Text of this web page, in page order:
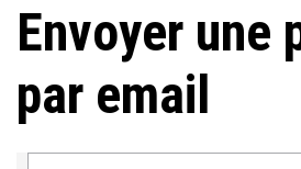
Envoyer une
par email